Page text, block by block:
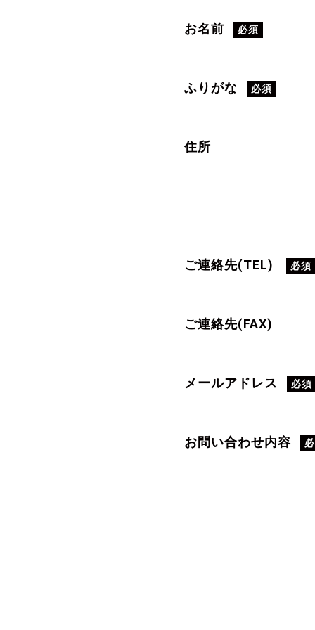
お名前 必須
ふりがな 必須
住所
ご連絡先(TEL) 必須
ご連絡先(FAX)
メールアドレス 必須
お問い合わせ内容